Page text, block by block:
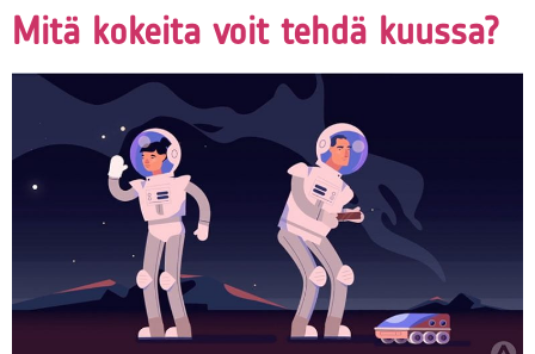
Mitä kokeita voit tehdä kuussa?